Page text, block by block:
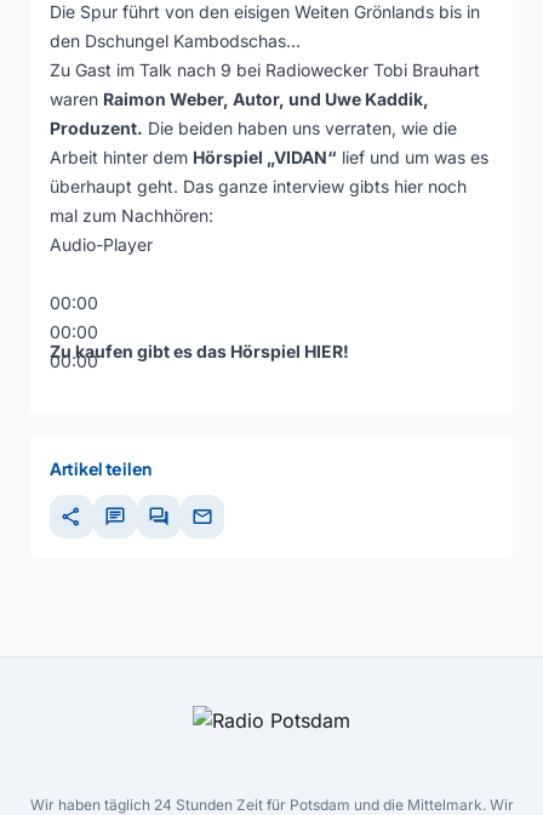
Die Spur führt von den eisigen Weiten Grönlands bis in
den Dschungel Kambodschas…
Zu Gast im Talk nach 9 bei Radiowecker Tobi Brauhart
waren Raimon Weber, Autor, und Uwe Kaddik,
Produzent. Die beiden haben uns verraten, wie die
Arbeit hinter dem Hörspiel „VIDAN“ lief und um was es
überhaupt geht. Das ganze interview gibts hier noch
mal zum Nachhören:
Audio-Player
00:00
00:00
00:00
Zu kaufen gibt es das Hörspiel HIER!
Artikel teilen
share chat forum mail
Wir haben täglich 24 Stunden Zeit für Potsdam und die Mittelmark. Wir